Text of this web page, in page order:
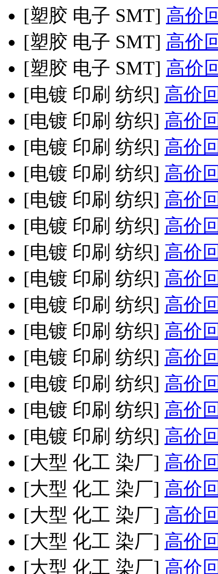
[塑胶 电子 SMT] 高价
[塑胶 电子 SMT] 高价
[塑胶 电子 SMT] 高价
[电镀 印刷 纺织] 高价
[电镀 印刷 纺织] 高价
[电镀 印刷 纺织] 高价
[电镀 印刷 纺织] 高价
[电镀 印刷 纺织] 高价
[电镀 印刷 纺织] 高价
[电镀 印刷 纺织] 高价
[电镀 印刷 纺织] 高价
[电镀 印刷 纺织] 高价
[电镀 印刷 纺织] 高价
[电镀 印刷 纺织] 高价
[电镀 印刷 纺织] 高价
[电镀 印刷 纺织] 高价
[电镀 印刷 纺织] 高价
[大型 化工 染厂] 高价
[大型 化工 染厂] 高价
[大型 化工 染厂] 高价
[大型 化工 染厂] 高价
[大型 化工 染厂] 高价